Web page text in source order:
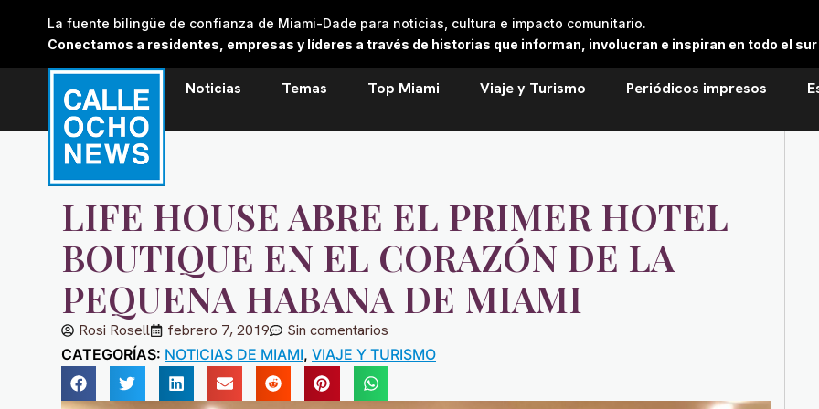
La fuente bilingüe de confianza de Miami-Dade para noticias, cultura e impacto comunitario.
Conectamos a residentes, empresas y líderes a través de historias que informan, involucran e inspiran en todo el sur
Noticias Temas Top Miami Viaje y Turismo Periódicos impresos
LIFE HOUSE ABRE EL PRIMER HOTEL
BOUTIQUE EN EL CORAZÓN DE LA
PEQUENA HABANA DE MIAMI
Rosi Rosell febrero 7, 2019 Sin comentarios
CATEGORÍAS: NOTICIAS DE MIAMI, VIAJE Y TURISMO